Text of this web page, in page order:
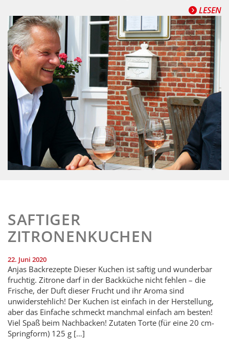
LESEN
SAFTIGER
ZITRONENKUCHEN
22. Juni 2020
Anjas Backrezepte Dieser Kuchen ist saftig und wunderbar
fruchtig. Zitrone darf in der Backküche nicht fehlen – die
Frische, der Duft dieser Frucht und ihr Aroma sind
unwiderstehlich! Der Kuchen ist einfach in der Herstellung,
aber das Einfache schmeckt manchmal einfach am besten!
Viel Spaß beim Nachbacken! Zutaten Torte (für eine 20 cm-
Springform) 125 g […]